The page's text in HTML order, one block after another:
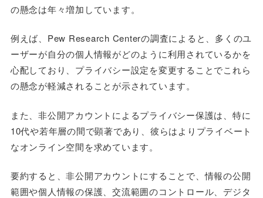
の懸念は年々増加しています。
例えば、Pew Research Centerの調査によると、多くのユ
ーザーが自分の個人情報がどのように利用されているかを
心配しており、プライバシー設定を変更することでこれら
の懸念が軽減されることが示されています。
また、非公開アカウントによるプライバシー保護は、特に
10代や若年層の間で顕著であり、彼らはよりプライベート
なオンライン空間を求めています。
要約すると、非公開アカウントにすることで、情報の公開
範囲や個人情報の保護、交流範囲のコントロール、デジタ